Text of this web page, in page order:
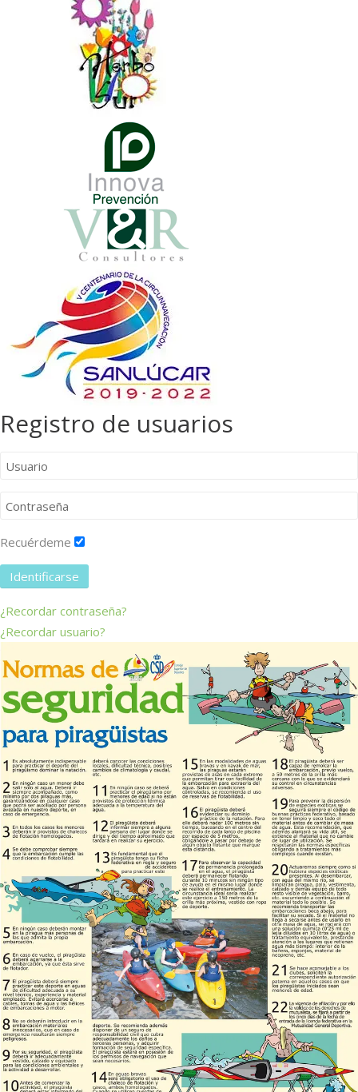
Registro de usuarios
Recuérdeme
Identificarse
¿Recordar contraseña?
¿Recordar usuario?